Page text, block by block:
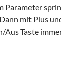
Parameter
mit Plus
Aus Taste